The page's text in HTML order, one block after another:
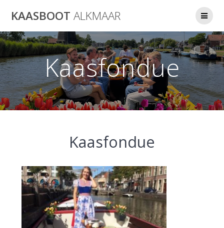
naar
KAASBOOT ALKMAAR
Kaasfondue
Kaasfondue